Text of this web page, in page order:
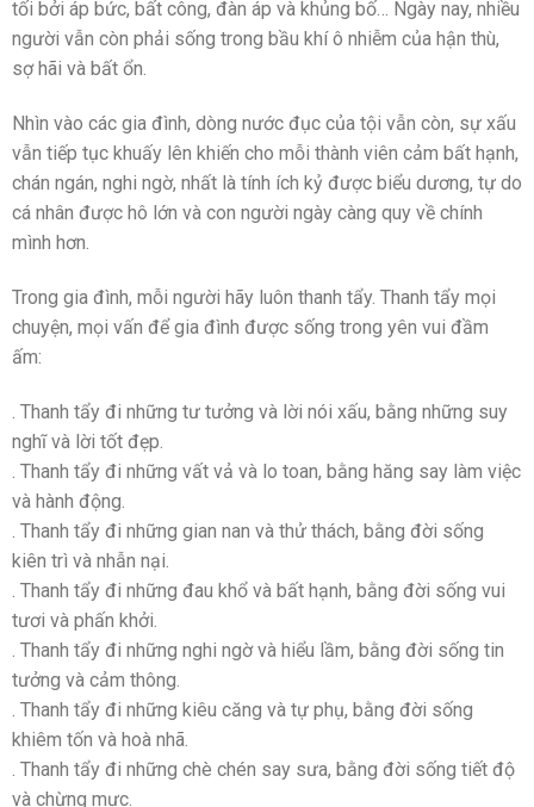
tối bởi áp bức, bất công, đàn áp và khủng bố… Ngày nay, nhiều
người vẫn còn phải sống trong bầu khí ô nhiễm của hận thù,
sợ hãi và bất ổn.
Nhìn vào các gia đình, dòng nước đục của tội vẫn còn, sự xấu
vẫn tiếp tục khuấy lên khiến cho mỗi thành viên cảm bất hạnh,
chán ngán, nghi ngờ, nhất là tính ích kỷ được biểu dương, tự do
cá nhân được hô lớn và con người ngày càng quy về chính
mình hơn.
Trong gia đình, mỗi người hãy luôn thanh tẩy. Thanh tẩy mọi
chuyện, mọi vấn để gia đình được sống trong yên vui đầm
ấm:
. Thanh tẩy đi những tư tưởng và lời nói xấu, bằng những suy
nghĩ và lời tốt đẹp.
. Thanh tẩy đi những vất vả và lo toan, bằng hăng say làm việc
và hành động.
. Thanh tẩy đi những gian nan và thử thách, bằng đời sống
kiên trì và nhẫn nại.
. Thanh tẩy đi những đau khổ và bất hạnh, bằng đời sống vui
tươi và phấn khởi.
. Thanh tẩy đi những nghi ngờ và hiểu lầm, bằng đời sống tin
tưởng và cảm thông.
. Thanh tẩy đi những kiêu căng và tự phụ, bằng đời sống
khiêm tốn và hoà nhã.
. Thanh tẩy đi những chè chén say sưa, bằng đời sống tiết độ
và chừng mực.